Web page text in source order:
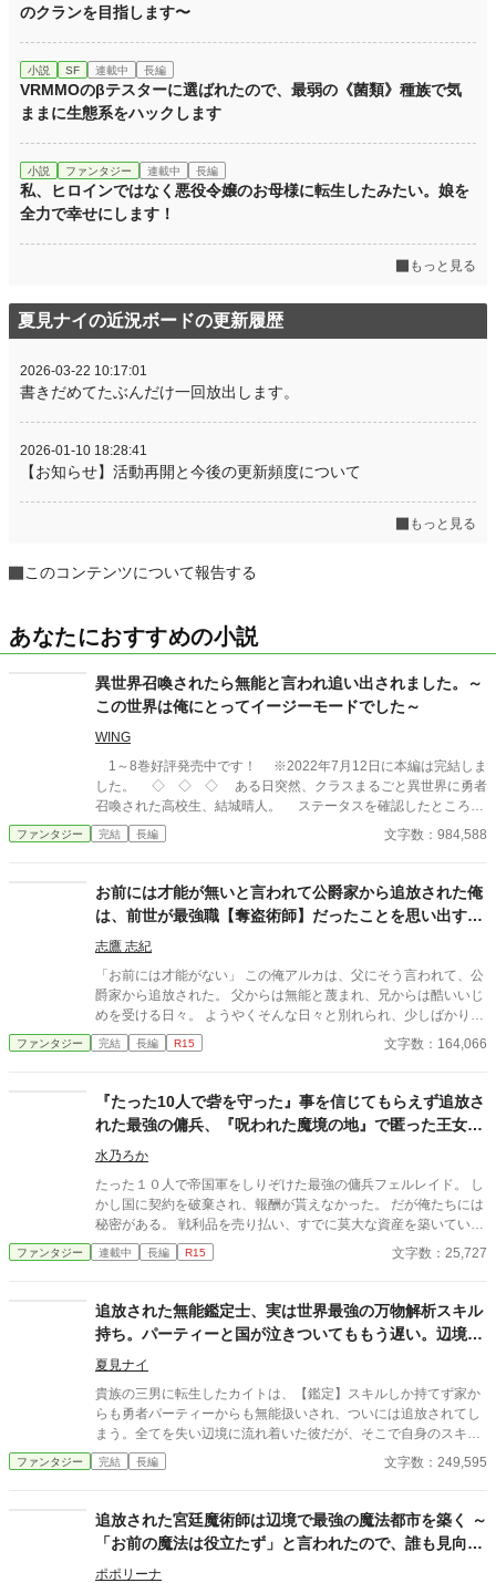
のクランを目指します〜
小説 SF 連載中 長編
VRMMOのβテスターに選ばれたので、最弱の《菌類》種族で気
ままに生態系をハックします
小説 ファンタジー 連載中 長編
私、ヒロインではなく悪役令嬢のお母様に転生したみたい。娘を
全力で幸せにします！
もっと見る
夏見ナイの近況ボードの更新履歴
2026-03-22 10:17:01
書きだめてたぶんだけ一回放出します。
2026-01-10 18:28:41
【お知らせ】活動再開と今後の更新頻度について
もっと見る
このコンテンツについて報告する
あなたにおすすめの小説
異世界召喚されたら無能と言われ追い出されました。～
この世界は俺にとってイージーモードでした～
WING
1～8巻好評発売中です！ ※2022年7月12日に本編は完結しま
した。 ◇ ◇ ◇ ある日突然、クラスまるごと異世界に勇者
召喚された高校生、結城晴人。 ステータスを確認したところ、
勇者に与えられる特典のギフトどころか、勇者の称号すらも無い
ことが判明する。 晴人たちを召喚した王女は「無能がいては足
を出て早々、王女が差し向けた騎士によって、晴人は殺されかけ
る。 胸を刺され意識を失った彼は、気がつくと神様の前にい
た。 そしてギフトを与え忘れたお詫びとして、望むスキルを作
れるスキルをはじめとしたチート能力を手に入れるのであった──
ハードモードな異世界生活も、やりすぎなくらいスキルを作っ
て一発逆転イージーモード!? 前代未聞の難易度激甘ファンタジ
ー、開幕！
ファンタジー 完結 長編 文字数：984,588
お前には才能が無いと言われて公爵家から追放された俺
は、前世が最強職【奪盗術師】だったことを思い出す
～今さら謝られても、もう遅い～
志鷹 志紀
「お前には才能がない」 この俺アルカは、父にそう言われて、公
爵家から追放された。 父からは無能と蔑まれ、兄からは酷いいじ
めを受ける日々。 ようやくそんな日々と別れられ、少しばかり嬉
しいが……これからどうしようか。 今後の不安に悩んでいると、
突如として俺の脳内に記憶が流れた。 その時、前世が最強の【奪
ファンタジー 完結 長編 R15 文字数：164,066
『たった10人で砦を守った』事を信じてもらえず追放さ
れた最強の傭兵、『呪われた魔境の地』で匿った王女と
理想の拠点に作り上げます
水乃ろか
たった１０人で帝国軍をしりぞけた最強の傭兵フェルレイド。 し
かし国に契約を破棄され、報酬が貰えなかった。 だが俺たちには
秘密がある。 戦利品を売り払い、すでに莫大な資産を築いていた
のだ。 その莫大な資金を元手に、静かに暮らそうと王都に戻る途
中、盗賊に襲われていた一台の馬車を救出する。 乗っていたのは
なってしまった。 だが、そこは誰も住んでいない『呪われた地』
と云われる辺境の魔境。 ……いいじゃん！ 誰もいないなんて好
都合！ 悠々自適に暮らそうと意気込む俺だったが、行きの馬車に
隠れていたのは、なんと先ほど助けた王女様！？ どうやら王城で
酷い扱いを受けていた彼女は、城を捨てて俺についてきたらし
い。 王女様は命を狙われており、戻れば殺されるらしい。 ならば
一緒に連れて行くしかあるまい。 資金もあるし、誰も居ない領地
も貰えて好き勝手できる。 これって最高なのでは？ ※マルチ投稿
しています。
ファンタジー 連載中 長編 R15 文字数：25,727
追放された無能鑑定士、実は世界最強の万物解析スキル
持ち。パーティーと国が泣きついてももう遅い。辺境で
美少女とスローライフ（？）を送る
夏見ナイ
貴族の三男に転生したカイトは、【鑑定】スキルしか持てず家か
らも勇者パーティーからも無能扱いされ、ついには追放されてし
まう。全てを失い辺境に流れ着いた彼だが、そこで自身のスキル
が万物の情報を読み解く最強スキル【万物解析】だと覚醒する！
隠された才能を見抜いて助けた美少女エルフや獣人と共に、カイ
物を従え、着実に力をつけていく。一方、カイトを切り捨てた元
パーティーと王国は凋落の一途を辿り、彼の築いた豊かさに気づ
くが……もう遅い！ 不遇から成り上がる、痛快な逆転劇と辺境ス
ローライフ（？）が今、始まる！
ファンタジー 完結 長編 文字数：249,595
追放された宮廷魔術師は辺境で最強の魔法都市を築く ～
「お前の魔法は役立たず」と言われたので、誰も見向き
しない土地で好き勝手やらせてもらいます
ポポリーナ